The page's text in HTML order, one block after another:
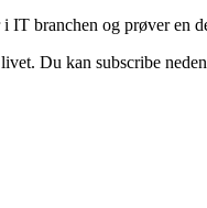
branchen og prøver en
Du kan subscribe